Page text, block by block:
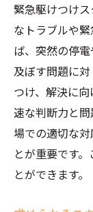
応募
働き
未経
採用
やり
緊急事態
駆けつけ
緊急
緊急駆けつけ
なトラブルや
ば、突然の停
及ぼす問題に
つけ、解決に
速な判断力と
場での適切な
とが重要です
とができます。